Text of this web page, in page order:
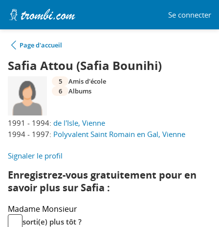
Se connecter
Page d'accueil
Safia Attou (Safia Bounihi)
1991 - 1994: de l'Isle, Vienne
1994 - 1997: Polyvalent Saint Romain en Gal, Vienne
5
Amis d'école
6
Albums
Signaler le profil
Enregistrez-vous gratuitement pour en
savoir plus sur Safia :
Madame Monsieur
sorti(e) plus tôt ?